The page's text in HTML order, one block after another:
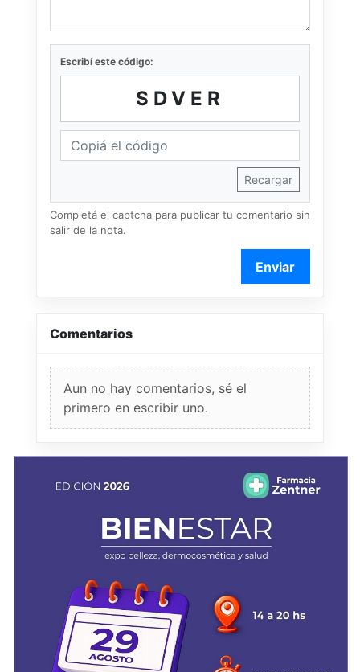
Escribí este código:
SDVER
Recargar
Completá el captcha para publicar tu comentario sin
salir de la nota.
Enviar
Comentarios
Aun no hay comentarios, sé el
primero en escribir uno.